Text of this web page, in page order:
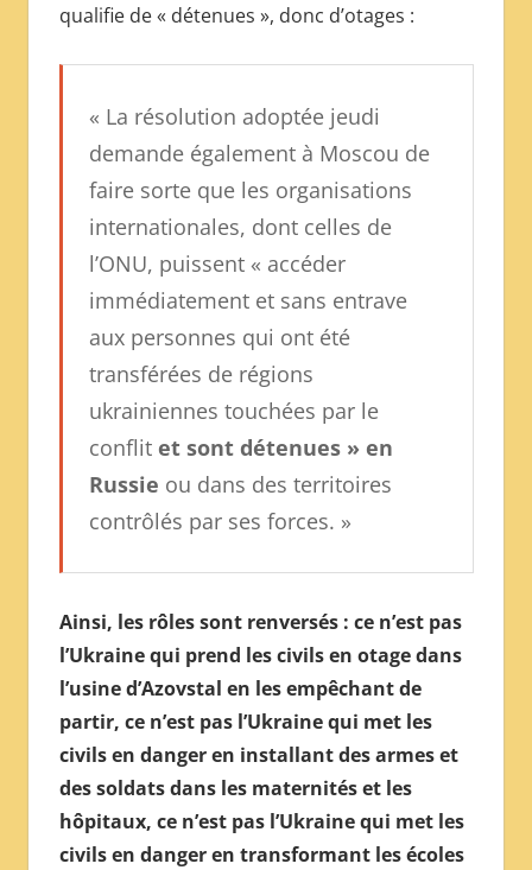
qualifie de « détenues », donc d’otages :
« La résolution adoptée jeudi
demande également à Moscou de
faire sorte que les organisations
internationales, dont celles de
l’ONU, puissent « accéder
immédiatement et sans entrave
aux personnes qui ont été
transférées de régions
ukrainiennes touchées par le
conflit et sont détenues » en
Russie ou dans des territoires
contrôlés par ses forces. »
Ainsi, les rôles sont renversés : ce n’est pas
l’Ukraine qui prend les civils en otage dans
l’usine d’Azovstal en les empêchant de
partir, ce n’est pas l’Ukraine qui met les
civils en danger en installant des armes et
des soldats dans les maternités et les
hôpitaux, ce n’est pas l’Ukraine qui met les
civils en danger en transformant les écoles